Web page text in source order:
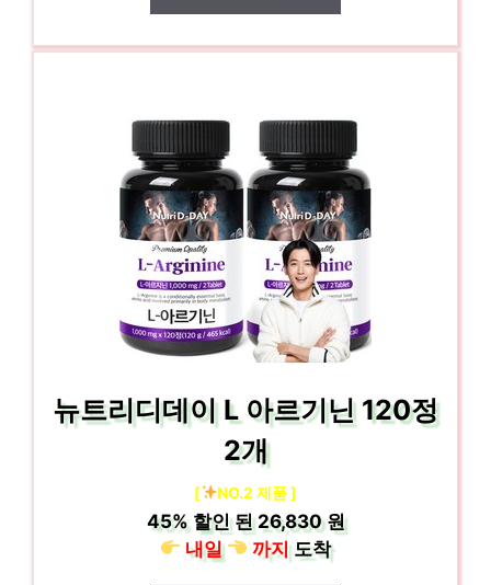
뉴트리디데이 L 아르기닌 120정
2개
[ NO.2 제품 ]
45%할인 된26,830 원
내일
까지도착